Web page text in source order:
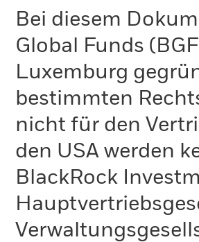
Bei diesem
Global Funds
Luxemburg
bestimmten
nicht für den
den USA werden
BlackRock